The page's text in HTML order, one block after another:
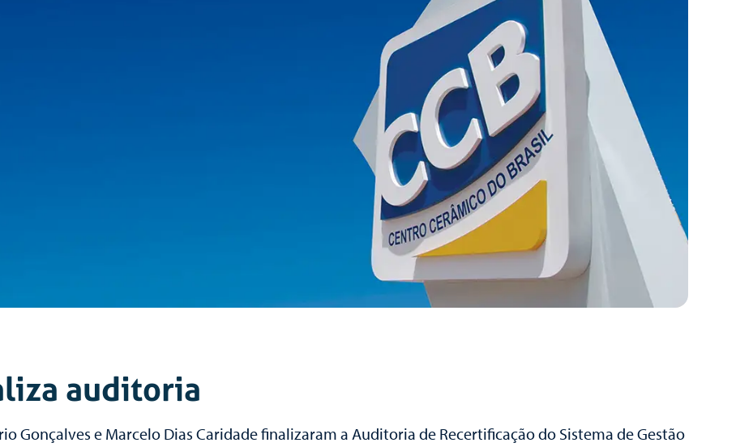
auditoria
Gonçalves e Marcelo Dias Caridade finalizaram a Auditoria de Recertificação do Sistema de Gestão